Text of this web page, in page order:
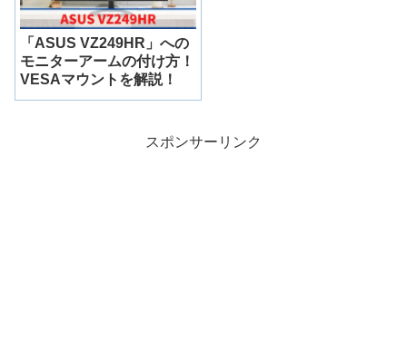
「ASUS VZ249HR」への
モニターアームの付け方！
VESAマウントを解説！
スポンサーリンク